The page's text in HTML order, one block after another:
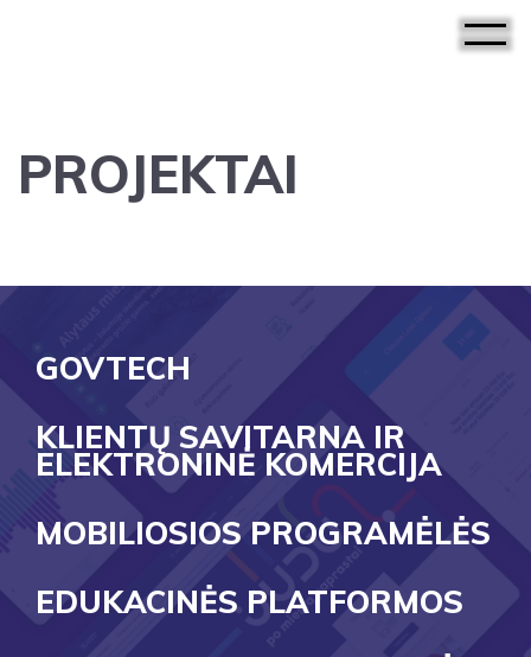
PROJEKTAI
GOVTECH
KLIENTŲ SAVITARNA IR
ELEKTRONINĖ KOMERCIJA
MOBILIOSIOS PROGRAMĖLĖS
EDUKACINĖS PLATFORMOS